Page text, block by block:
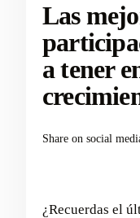
Las
a tener
Share on social
¿Recuerdas el